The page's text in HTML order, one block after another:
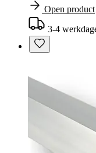
Open product
3-4